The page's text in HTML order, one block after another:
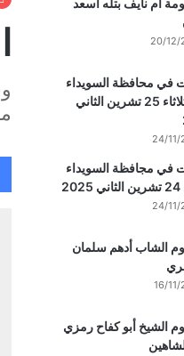
أم نايف بتله أسعد
20/12/
في محافظة السويداء
يوم الثلاثاء 25 تشرين الثاني
24/11/
في مجافظة السويداء
24/11/
الشاب أدهم سلمان
16/
الشيخ أبو كفاح رمزي